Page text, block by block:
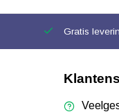
Gratis